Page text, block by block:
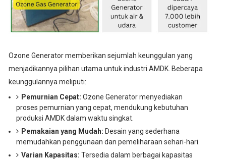
Ozone Generator memberikan sejumlah keunggulan yang
menjadikannya pilihan utama untuk industri AMDK. Beberapa
keunggulannya meliputi:
Pemurnian Cepat: Ozone Generator menyediakan
proses pemurnian yang cepat, mendukung kebutuhan
produksi AMDK dalam waktu singkat.
Pemakaian yang Mudah: Desain yang sederhana
memudahkan penggunaan dan pemeliharaan sehari-hari.
Varian Kapasitas: Tersedia dalam berbagai kapasitas